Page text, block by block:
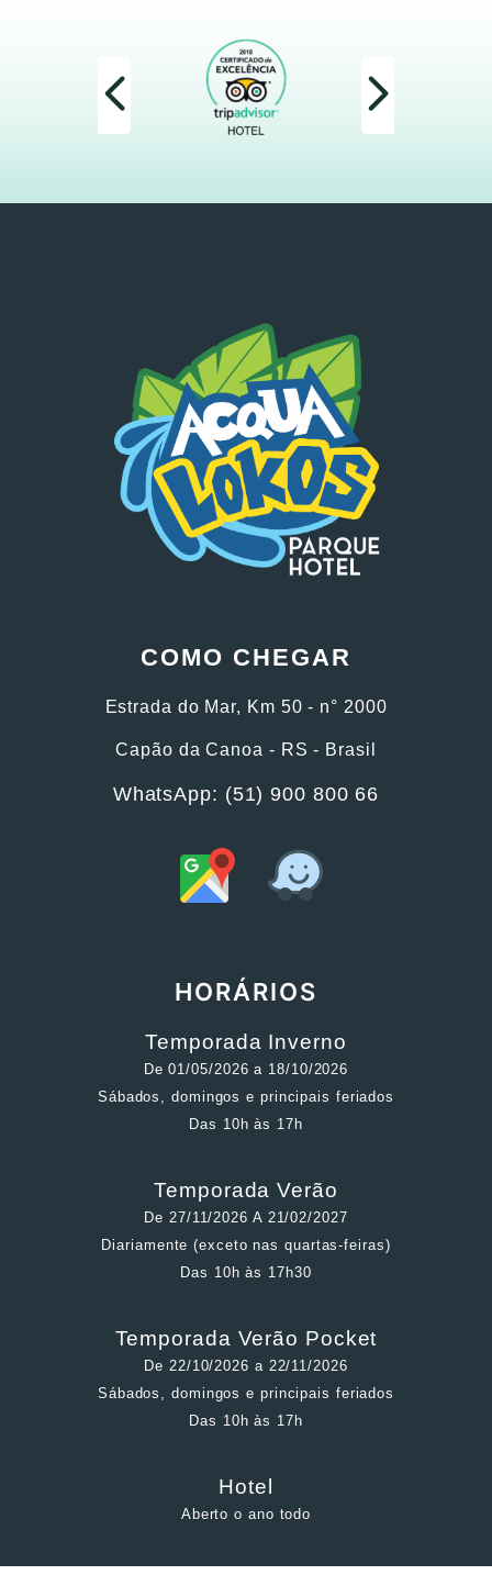
COMO CHEGAR
Estrada do Mar, Km 50 - n° 2000
Capão da Canoa - RS - Brasil
WhatsApp: (51) 900 800 66
HORÁRIOS
Temporada Inverno
De 01/05/2026 a 18/10/2026
Sábados, domingos e principais feriados
Das 10h às 17h
Temporada Verão
De 27/11/2026 A 21/02/2027
Diariamente (exceto nas quartas-feiras)
Das 10h às 17h30
Temporada Verão Pocket
De 22/10/2026 a 22/11/2026
Sábados, domingos e principais feriados
Das 10h às 17h
Hotel
Aberto o ano todo